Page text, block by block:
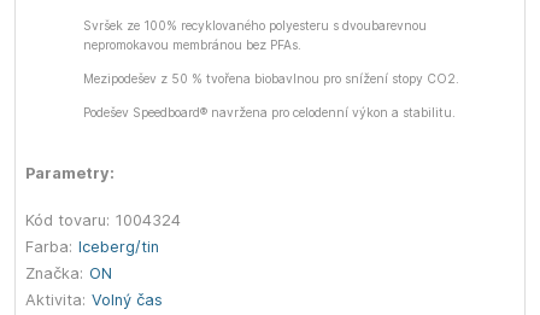
Svršek ze 100% recyklovaného polyesteru s dvoubarevnou
nepromokavou membránou bez PFAs.
Mezipodešev z 50 % tvořena biobavlnou pro snížení stopy CO2.
Podešev Speedboard® navržena pro celodenní výkon a stabilitu.
Parametry:
Kód tovaru: 1004324
Farba: Iceberg/tin
Značka: ON
Aktivita: Volný čas